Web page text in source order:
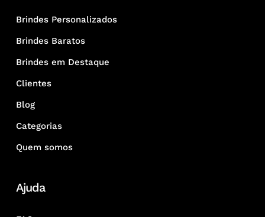
Brindes Personalizados
Brindes Baratos
Brindes em Destaque
Clientes
Blog
Categorias
Quem somos
Ajuda